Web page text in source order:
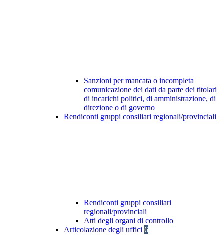
Sanzioni per mancata o incompleta
comunicazione dei dati da parte dei titolari
di incarichi politici, di amministrazione, di
direzione o di governo
Rendiconti gruppi consiliari regionali/provinciali
Rendiconti gruppi consiliari
regionali/provinciali
Atti degli organi di controllo
Articolazione degli uffici 6